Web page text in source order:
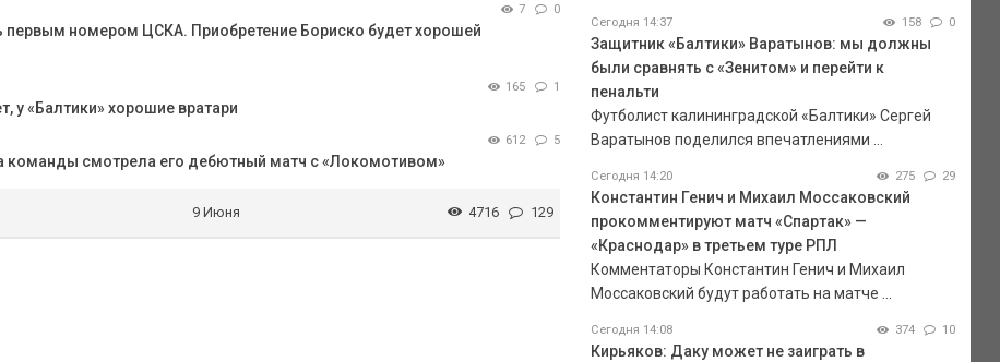
7 0
первым номером ЦСКА. Приобретение Бориско будет хорошей
165 1
у «Балтики» хорошие вратари
612 5
смотрела его дебютный матч с «Локомотивом»
9 Июня 4716 129
Сегодня 14:37 158 0
Защитник «Балтики» Варатынов: мы должны
были сравнять с «Зенитом» и перейти к
пенальти
Футболист калининградской «Балтики» Сергей
Варатынов поделился впечатлениями ...
Сегодня 14:20 275 29
Константин Генич и Михаил Моссаковский
прокомментируют матч «Спартак» —
«Краснодар» в третьем туре РПЛ
Комментаторы Константин Генич и Михаил
Моссаковский будут работать на матче ...
Сегодня 14:08 374 10
Кирьяков: Даку может не заиграть в